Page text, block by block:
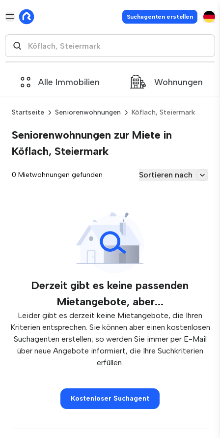
Suchagenten erstellen
Alle Immobilien Wohnungen
Startseite Seniorenwohnungen Köflach, Steiermark
Seniorenwohnungen zur Miete in
Köflach, Steiermark
0 Mietwohnungen gefunden Sortieren nach
Derzeit gibt es keine passenden
Mietangebote, aber...
Leider gibt es derzeit keine Mietangebote, die Ihren
Kriterien entsprechen. Sie können aber einen kostenlosen
Suchagenten erstellen; so werden Sie immer per E-Mail
über neue Angebote informiert, die Ihre Suchkriterien
erfüllen.
Kostenloser Suchagent